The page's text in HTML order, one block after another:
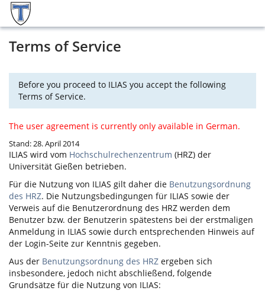
Terms of Service
Before you proceed to ILIAS you accept the following
Terms of Service.
The user agreement is currently only available in German.
Stand: 28. April 2014
ILIAS wird vom Hochschulrechenzentrum (HRZ) der
Universität Gießen betrieben.
Für die Nutzung von ILIAS gilt daher die Benutzungsordnung
des HRZ. Die Nutzungsbedingungen für ILIAS sowie der
Verweis auf die Benutzerordnung des HRZ werden dem
Benutzer bzw. der Benutzerin spätestens bei der erstmaligen
Anmeldung in ILIAS sowie durch entsprechenden Hinweis auf
der Login-Seite zur Kenntnis gegeben.
Aus der Benutzungsordnung des HRZ ergeben sich
insbesondere, jedoch nicht abschließend, folgende
Grundsätze für die Nutzung von ILIAS: